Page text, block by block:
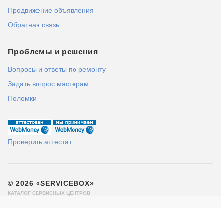
Продвижение объявления
Обратная связь
Проблемы и решения
Вопросы и ответы по ремонту
Задать вопрос мастерам
Поломки
Проверить аттестат
© 2026 «SERVICEBOX»
КАТАЛОГ СЕРВИСНЫХ ЦЕНТРОВ